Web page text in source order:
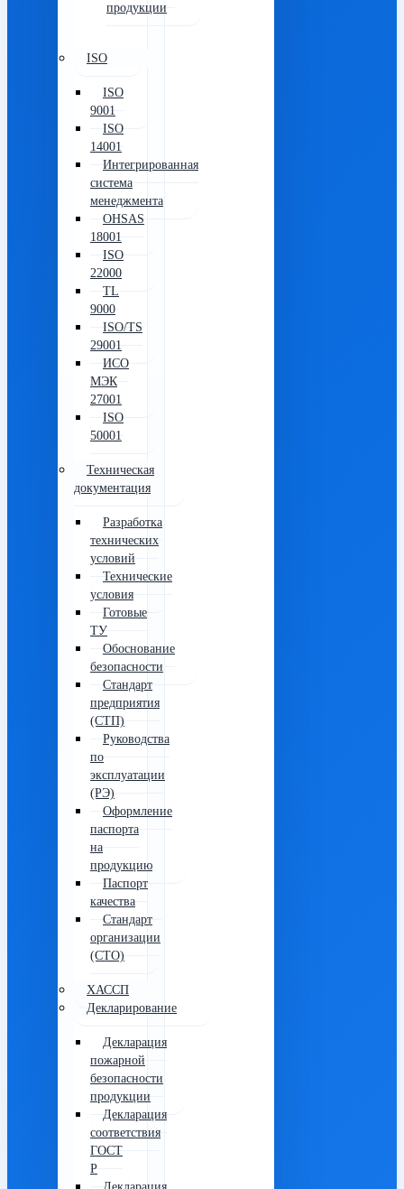
продукции
ISO
ISO
9001
ISO
14001
Интегрированная
система
менеджмента
OHSAS
18001
ISO
22000
TL
9000
ISO/TS
29001
ИСО
МЭК
27001
ISO
50001
Техническая
документация
Разработка
технических
условий
Технические
условия
Готовые
ТУ
Обоснование
безопасности
Стандарт
предприятия
(СТП)
Руководства
по
эксплуатации
(РЭ)
Оформление
паспорта
на
продукцию
Паспорт
качества
Стандарт
организации
(СТО)
ХАССП
Декларирование
Декларация
пожарной
безопасности
продукции
Декларация
соответствия
ГОСТ
Р